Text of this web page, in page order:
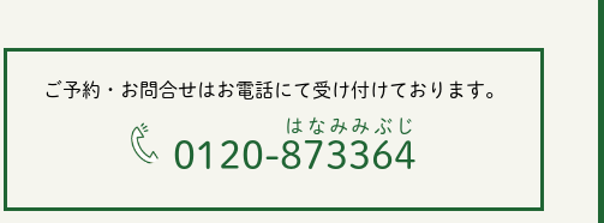
ご予約・お問合せはお電話にて受け付けております。
0120-873364
はなみみぶじ